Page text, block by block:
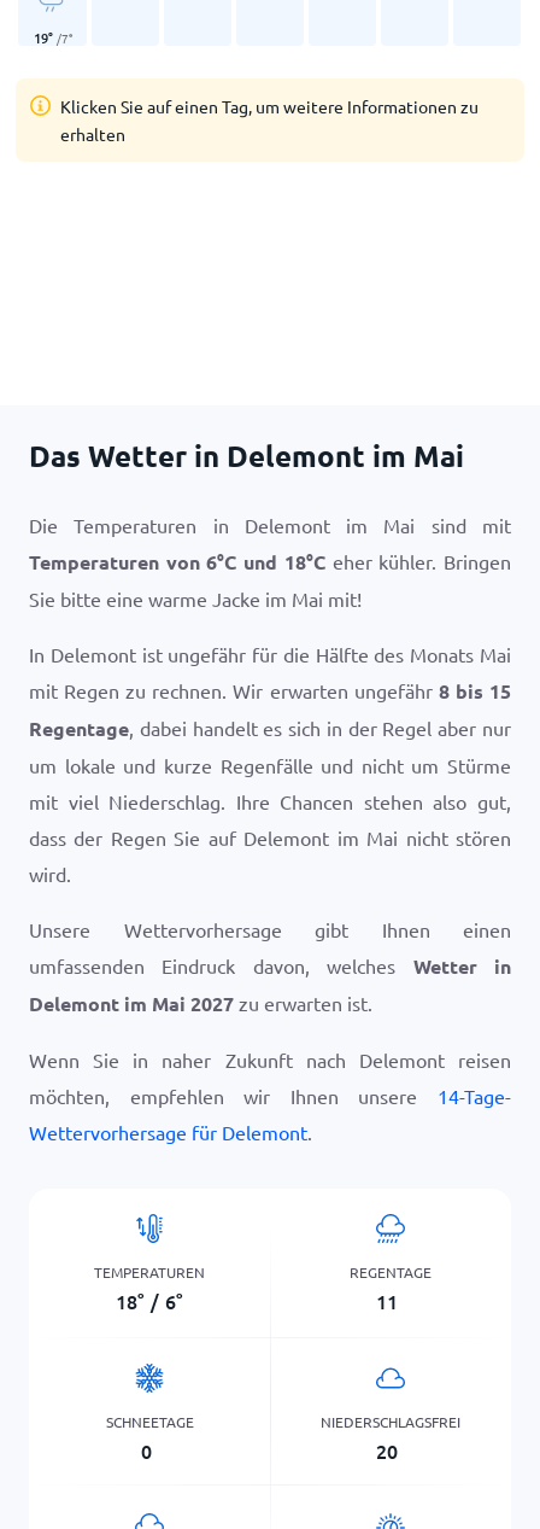
19° /7°
Klicken Sie auf einen Tag, um weitere Informationen zu
erhalten
Das Wetter in Delemont im Mai
Die Temperaturen in Delemont im Mai sind mit
Temperaturen von6°C und 18°Ceher kühler. Bringen
Sie bitte eine warme Jacke im Mai mit!
In Delemont ist ungefähr für die Hälfte des Monats Mai
mit Regen zu rechnen. Wir erwarten ungefähr 8 bis 15
Regentage, dabei handelt es sich in der Regel aber nur
um lokale und kurze Regenfälle und nicht um Stürme
mit viel Niederschlag. Ihre Chancen stehen also gut,
dass der Regen Sie auf Delemont im Mai nicht stören
wird.
Unsere Wettervorhersage gibt Ihnen einen
umfassenden Eindruck davon, welches Wetter in
Delemont im Mai 2027 zu erwarten ist.
Wenn Sie in naher Zukunft nach Delemont reisen
möchten, empfehlen wir Ihnen unsere 14-Tage-
Wettervorhersage für Delemont.
TEMPERATUREN
18° / 6°
REGENTAGE
11
SCHNEETAGE
0
NIEDERSCHLAGSFREI
20